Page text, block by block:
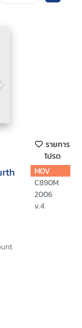
รายการ
โปรด
MOV
C890M
2006
v.4